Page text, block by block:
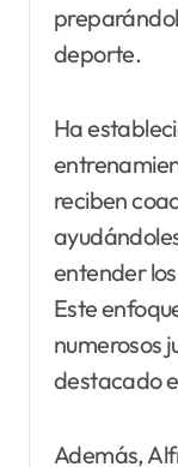
deporte.
Ha
reciben
entender
Este
numerosos
destacado
Además,